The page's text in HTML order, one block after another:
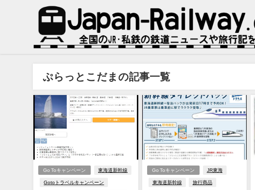
ぷらっとこだまの記事一覧
Go Toキャンペーン 東海道新幹線
Gotoトラベルキャンペーン
Go Toキャンペーン JR東海
東海道新幹線 旅行商品